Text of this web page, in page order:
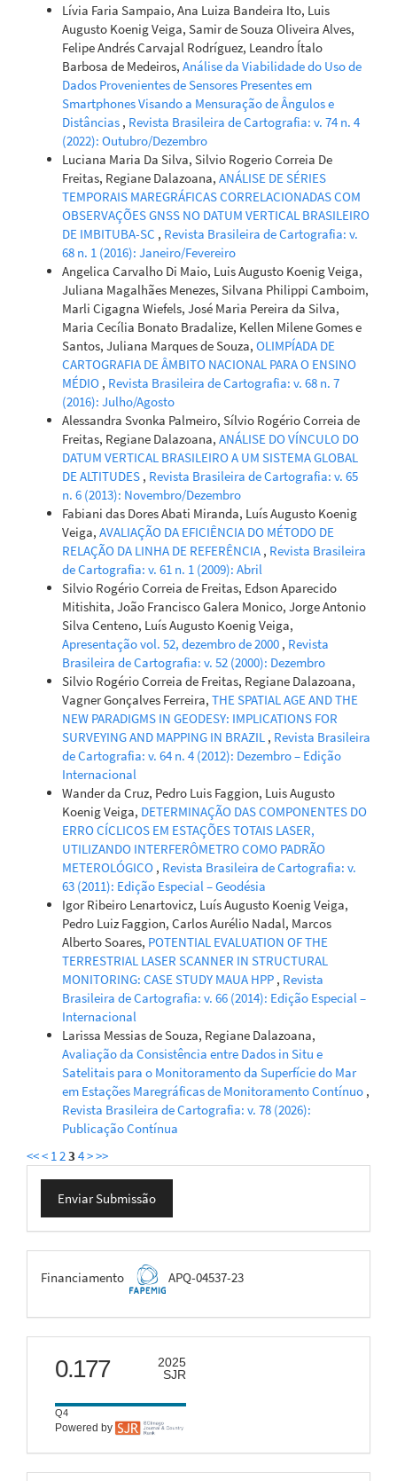
Lívia Faria Sampaio, Ana Luiza Bandeira Ito, Luis
Augusto Koenig Veiga, Samir de Souza Oliveira Alves,
Felipe Andrés Carvajal Rodríguez, Leandro Ítalo
Barbosa de Medeiros, Análise da Viabilidade do Uso de
Dados Provenientes de Sensores Presentes em
Smartphones Visando a Mensuração de Ângulos e
Distâncias , Revista Brasileira de Cartografia: v. 74 n. 4
(2022): Outubro/Dezembro
Luciana Maria Da Silva, Silvio Rogerio Correia De
Freitas, Regiane Dalazoana, ANÁLISE DE SÉRIES
TEMPORAIS MAREGRÁFICAS CORRELACIONADAS COM
OBSERVAÇÕES GNSS NO DATUM VERTICAL BRASILEIRO
DE IMBITUBA-SC , Revista Brasileira de Cartografia: v.
68 n. 1 (2016): Janeiro/Fevereiro
Angelica Carvalho Di Maio, Luis Augusto Koenig Veiga,
Juliana Magalhães Menezes, Silvana Philippi Camboim,
Marli Cigagna Wiefels, José Maria Pereira da Silva,
Maria Cecília Bonato Bradalize, Kellen Milene Gomes e
Santos, Juliana Marques de Souza, OLIMPÍADA DE
CARTOGRAFIA DE ÂMBITO NACIONAL PARA O ENSINO
MÉDIO , Revista Brasileira de Cartografia: v. 68 n. 7
(2016): Julho/Agosto
Alessandra Svonka Palmeiro, Sílvio Rogério Correia de
Freitas, Regiane Dalazoana, ANÁLISE DO VÍNCULO DO
DATUM VERTICAL BRASILEIRO A UM SISTEMA GLOBAL
DE ALTITUDES , Revista Brasileira de Cartografia: v. 65
n. 6 (2013): Novembro/Dezembro
Fabiani das Dores Abati Miranda, Luís Augusto Koenig
Veiga, AVALIAÇÃO DA EFICIÊNCIA DO MÉTODO DE
RELAÇÃO DA LINHA DE REFERÊNCIA , Revista Brasileira
de Cartografia: v. 61 n. 1 (2009): Abril
Silvio Rogério Correia de Freitas, Edson Aparecido
Mitishita, João Francisco Galera Monico, Jorge Antonio
Silva Centeno, Luís Augusto Koenig Veiga,
Apresentação vol. 52, dezembro de 2000 , Revista
Brasileira de Cartografia: v. 52 (2000): Dezembro
Silvio Rogério Correia de Freitas, Regiane Dalazoana,
Vagner Gonçalves Ferreira, THE SPATIAL AGE AND THE
NEW PARADIGMS IN GEODESY: IMPLICATIONS FOR
SURVEYING AND MAPPING IN BRAZIL , Revista Brasileira
de Cartografia: v. 64 n. 4 (2012): Dezembro – Edição
Internacional
Wander da Cruz, Pedro Luis Faggion, Luis Augusto
Koenig Veiga, DETERMINAÇÃO DAS COMPONENTES DO
ERRO CÍCLICOS EM ESTAÇÕES TOTAIS LASER,
UTILIZANDO INTERFERÔMETRO COMO PADRÃO
METEROLÓGICO , Revista Brasileira de Cartografia: v.
63 (2011): Edição Especial – Geodésia
Igor Ribeiro Lenartovicz, Luís Augusto Koenig Veiga,
Pedro Luiz Faggion, Carlos Aurélio Nadal, Marcos
Alberto Soares, POTENTIAL EVALUATION OF THE
TERRESTRIAL LASER SCANNER IN STRUCTURAL
MONITORING: CASE STUDY MAUA HPP , Revista
Brasileira de Cartografia: v. 66 (2014): Edição Especial –
Internacional
Larissa Messias de Souza, Regiane Dalazoana,
Avaliação da Consistência entre Dados in Situ e
Satelitais para o Monitoramento da Superfície do Mar
em Estações Maregráficas de Monitoramento Contínuo ,
Revista Brasileira de Cartografia: v. 78 (2026):
Publicação Contínua
<<< 1234>>>
Enviar
Submissão
Enviar Submissão
FAPEMIG
Financiamento APQ-04537-23
scimago
0.177
2025
SJR
Q4
Powered by